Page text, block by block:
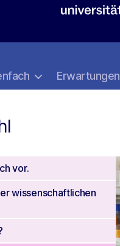
Erwartungen
vor.
wissenschaftlichen